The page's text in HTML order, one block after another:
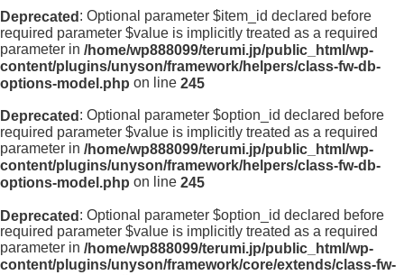
Deprecated : Optional parameter $item_id declared before
required parameter $value is implicitly treated as a required
parameter in /home/wp888099/terumi.jp/public_html/wp-
content/plugins/unyson/framework/helpers/class-fw-db-
options-model.php on line 245
Deprecated : Optional parameter $option_id declared before
required parameter $value is implicitly treated as a required
parameter in /home/wp888099/terumi.jp/public_html/wp-
content/plugins/unyson/framework/helpers/class-fw-db-
options-model.php on line 245
Deprecated: Optional parameter $option_id declared before
required parameter $value is implicitly treated as a required
parameter in /home/wp888099/terumi.jp/public_html/wp-
content/plugins/unyson/framework/core/extends/class-fw-